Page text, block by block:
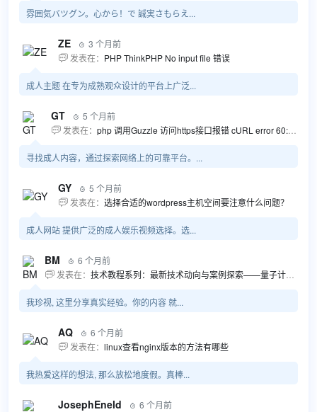
雰囲気バツグン。心から！で 誠実さもらえ...
ZE  3 个月前
 发表在： PHP ThinkPHP No input file 错误
成人主题 在专为成熟观众设计的平台上广泛...
GT  5 个月前
 发表在： php 调用Guzzle 访问https接口报错 cURL error 60: SSL certificate problem...
寻找成人内容，通过探索网络上的可靠平台。...
GY  5 个月前
 发表在： 选择合适的wordpress主机空间要注意什么问题？
成人网站 提供广泛的成人娱乐视频选择。选...
BM  6 个月前
 发表在： 技术教程系列：最新技术动向与案例探索——量子计算商业应用揭秘 该教程将深入探索最新技术动态，重点关注量子计算技术在商业领域的应用，结合具体案例阐述其背景、起因、经过和结果。同时，强调技术文档和运维文档的重要性，揭示它们在新技术发展和行业标准...
我珍视, 这里分享真实经验。你的内容 就...
AQ  6 个月前
 发表在： linux查看nginx版本的方法有哪些
我热爱这样的想法, 那么放松地度假。真棒...
JosephEneld  6 个月前